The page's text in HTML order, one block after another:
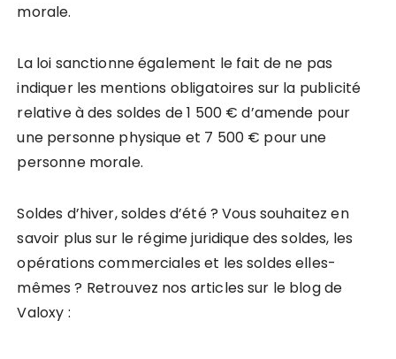
morale.
La loi sanctionne également le fait de ne pas
indiquer les mentions obligatoires sur la publicité
relative à des soldes de 1 500 € d’amende pour
une personne physique et 7 500 € pour une
personne morale.
Soldes d’hiver, soldes d’été ? Vous souhaitez en
savoir plus sur le régime juridique des soldes, les
opérations commerciales et les soldes elles-
mêmes ? Retrouvez nos articles sur le blog de
Valoxy :